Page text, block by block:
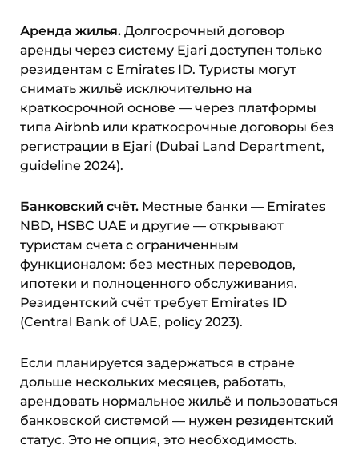
Аренда жилья. Долгосрочный договор
аренды через систему Ejari доступен только
резидентам с Emirates ID. Туристы могут
снимать жильё исключительно на
краткосрочной основе — через платформы
типа Airbnb или краткосрочные договоры без
регистрации в Ejari (Dubai Land Department,
guideline 2024).
Банковский счёт. Местные банки — Emirates
NBD, HSBC UAE и другие — открывают
туристам счета с ограниченным
функционалом: без местных переводов,
ипотеки и полноценного обслуживания.
Резидентский счёт требует Emirates ID
(Central Bank of UAE, policy 2023).
Если планируется задержаться в стране
дольше нескольких месяцев, работать,
арендовать нормальное жильё и пользоваться
банковской системой — нужен резидентский
статус. Это не опция, это необходимость.